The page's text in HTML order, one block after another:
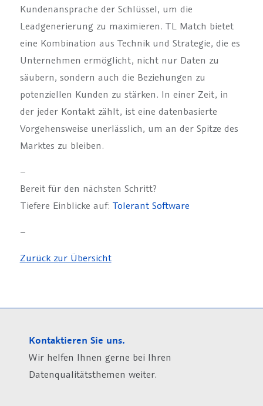
Kundenansprache der Schlüssel, um die
Leadgenerierung zu maximieren. TL Match bietet
eine Kombination aus Technik und Strategie, die es
Unternehmen ermöglicht, nicht nur Daten zu
säubern, sondern auch die Beziehungen zu
potenziellen Kunden zu stärken. In einer Zeit, in
der jeder Kontakt zählt, ist eine datenbasierte
Vorgehensweise unerlässlich, um an der Spitze des
Marktes zu bleiben.
–
Bereit für den nächsten Schritt?
Tiefere Einblicke auf: Tolerant Software
–
Zurück zur Übersicht
Kontaktieren Sie uns.
Wir helfen Ihnen gerne bei Ihren
Datenqualitätsthemen weiter.